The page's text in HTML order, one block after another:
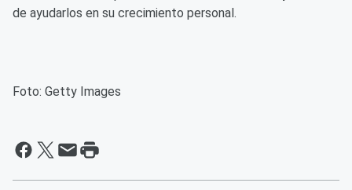
de ayudarlos en su crecimiento personal.
Foto: Getty Images